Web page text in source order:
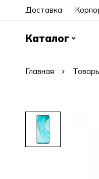
Доставка
Каталог
Главная